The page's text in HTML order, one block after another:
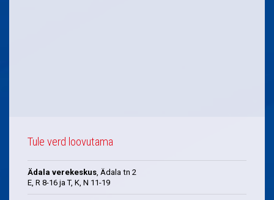
Tule verd loovutama
Ädala verekeskus , Ädala tn 2
E, R 8-16 ja T, K, N 11-19